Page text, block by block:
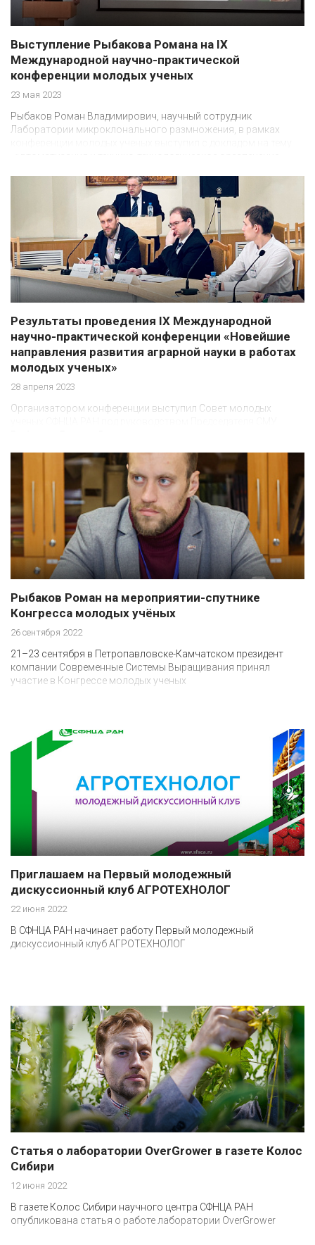
Выступление Рыбакова Романа на IX
Международной научно-практической
конференции молодых ученых
23 мая 2023
Рыбаков Роман Владимирович, научный сотрудник
Лаборатории микроклонального размножения, в рамках
Результаты проведения IX Международной
научно-практической конференции «Новейшие
направления развития аграрной науки в работах
молодых ученых»
28 апреля 2023
Организатором конференции выступил Совет молодых
Рыбаков Роман на мероприятии-спутнике
Конгресса молодых учёных
26 сентября 2022
21–23 сентября в Петропавловске-Камчатском президент
компании Современные Системы Выращивания принял
участие в Конгрессе молодых ученых
Приглашаем на Первый молодежный
дискуссионный клуб АГРОТЕХНОЛОГ
22 июня 2022
В СФНЦА РАН начинает работу Первый молодежный
дискуссионный клуб АГРОТЕХНОЛОГ
Статья о лаборатории OverGrower в газете Колос
Сибири
12 июня 2022
В газете Колос Сибири научного центра СФНЦА РАН
опубликована статья о работе лаборатории OverGrower